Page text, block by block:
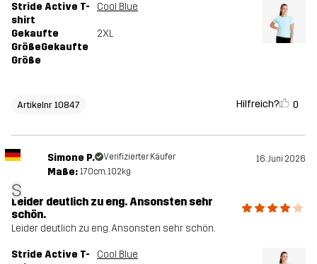
Stride Active T-
shirt
Cool Blue
Gekaufte
GrößeGekaufte
Größe
2XL
Artikelnr 10847 Hilfreich? 0
S
Simone P. Verifizierter Käufer 16. Juni 2026
Maße: 170cm, 102kg
Leider deutlich zu eng. Ansonsten sehr
schön.
Leider deutlich zu eng. Ansonsten sehr schön.
Stride Active T-
Cool Blue